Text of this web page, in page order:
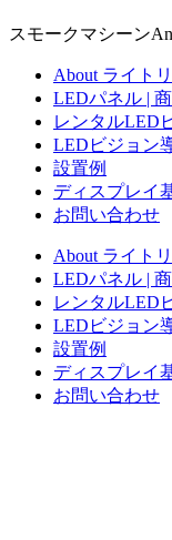
スモークマシーン
About ライト
LEDパネル |
レンタルLED
LEDビジョン
設置例
ディスプレイ
お問い合わせ
About ライト
LEDパネル |
レンタルLED
LEDビジョン
設置例
ディスプレイ
お問い合わせ